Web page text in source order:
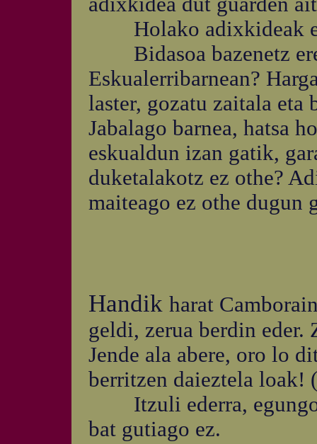
Holako adixkideak
Bidasoa bazenetz
Eskualerribarnean?
laster, gozatu zaitala
Jabalago barnea, hatsa
eskualdun izan gatik,
duketalakotz ez othe?
maiteago ez othe dugun
Handik harat
geldi, zerua berdin eder.
Jende ala abere, oro lo
berritzen daieztela loak!
Itzuli ederra,
bat gutiago ez.